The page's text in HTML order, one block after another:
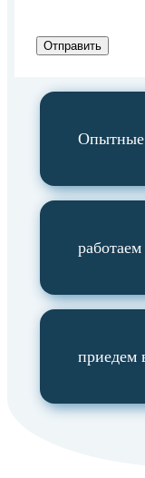
Отправить
Опытные
приедем